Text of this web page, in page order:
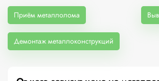
Приём металлолома
Демонтаж металлоконструкций